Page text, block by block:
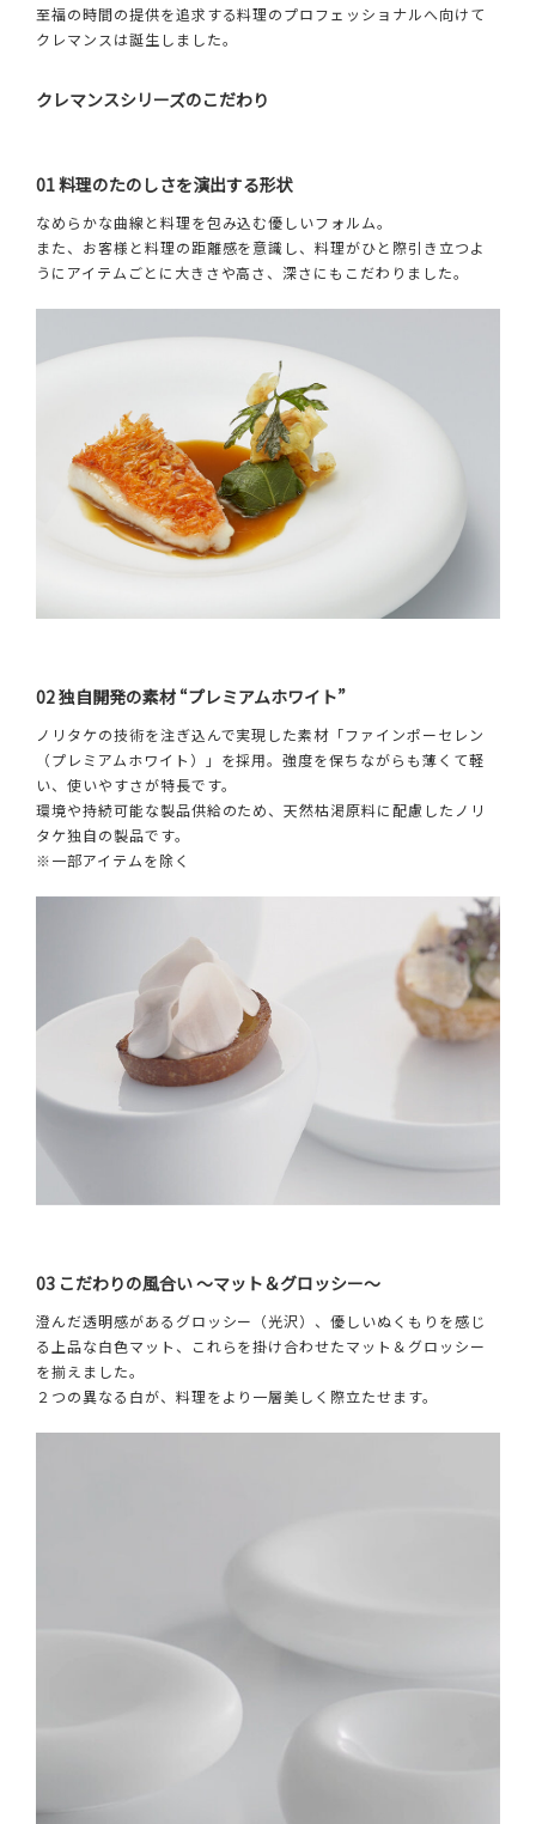
至福の時間の提供を追求する料理のプロフェッショナルへ向けて
クレマンスは誕生しました。
クレマンスシリーズのこだわり
01 料理のたのしさを演出する形状
なめらかな曲線と料理を包み込む優しいフォルム。
また、お客様と料理の距離感を意識し、料理がひと際引き立つよ
うにアイテムごとに大きさや高さ、深さにもこだわりました。
02 独自開発の素材 “プレミアムホワイト”
ノリタケの技術を注ぎ込んで実現した素材「ファインポーセレン
（プレミアムホワイト）」を採用。強度を保ちながらも薄くて軽
い、使いやすさが特長です。
環境や持続可能な製品供給のため、天然枯渇原料に配慮したノリ
タケ独自の製品です。
※一部アイテムを除く
03 こだわりの風合い ～マット＆グロッシー～
澄んだ透明感があるグロッシー（光沢）、優しいぬくもりを感じ
る上品な白色マット、これらを掛け合わせたマット＆グロッシー
を揃えました。
２つの異なる白が、料理をより一層美しく際立たせます。